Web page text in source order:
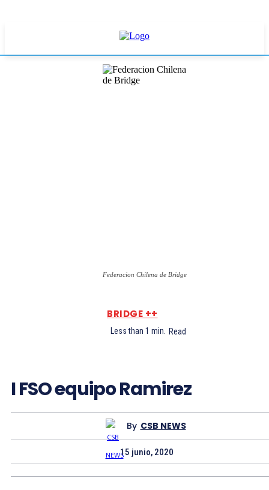
Federacion Chilena de Bridge
BRIDGE ++
Less than 1 min. Read
I FSO equipo Ramirez
By CSB NEWS
15 junio, 2020